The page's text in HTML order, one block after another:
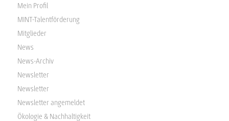
Mein Profil
MINT-Talentförderung
Mitglieder
News
News-Archiv
Newsletter
Newsletter
Newsletter angemeldet
Ökologie & Nachhaltigkeit